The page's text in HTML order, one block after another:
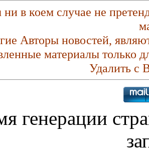
ни в коем случае не
Авторы новостей,
материалы только
Удалить с
генерации